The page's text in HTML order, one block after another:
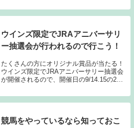
の9時20分から先着1,500名様となりますの
で、ご希望の方はお早めにウインズ浦和に
ウインズ限定でJRAアニバーサリ
ー抽選会が行われるので行こう！
たくさんの方にオリジナル賞品が当たる！
ウインズ限定でJRAアニバーサリー抽選会
が開催されるので、開催日の9/14.15の2日
ーザー限定となりますので、まだ登録して
いない方はまずは登録を。準備ができた
競馬をやっているなら知っておこ